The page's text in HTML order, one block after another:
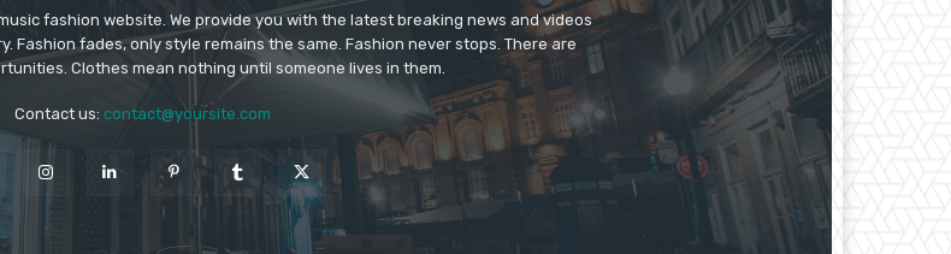
fashion website. We provide you with the latest breaking news and videos
Fashion fades, only style remains the same. Fashion never stops. There are
Clothes mean nothing until someone lives in them.
Contact us: contact@yoursite.com